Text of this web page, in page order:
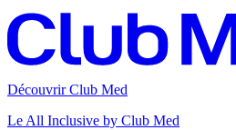
Découvrir Club Med
Le All Inclusive by Club Med